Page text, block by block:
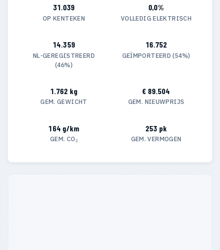
31.039
OP KENTEKEN
0,0%
VOLLEDIG ELEKTRISCH
14.359
NL-GEREGISTREERD
(46%)
16.752
GEÏMPORTEERD (54%)
1.762 kg
GEM. GEWICHT
€ 89.504
GEM. NIEUWPRIJS
164 g/km
GEM. CO₂
253 pk
GEM. VERMOGEN